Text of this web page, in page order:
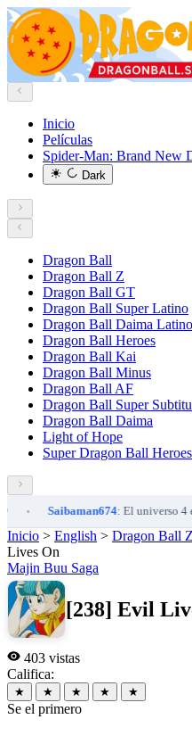
Inicio
Películas
Spider-Man: Brand New
Dark
Dragon Ball
Dragon Ball Z
Dragon Ball GT
Dragon Ball Super Latino
Dragon Ball Daima Latino
Dragon Ball Heroes
Dragon Ball Kai
Dragon Ball Minus
Dragon Ball AF
Dragon Ball Super
Dragon Ball Daima
Light of Hope
Super Dragon Ball
: El universo 4 era el de
Inicio > English > Dragon Ball Z
Lives On
Majin Buu Saga
[238] Evil
403 vistas
Califica:
★ ★ ★ ★ ★
Se el primero